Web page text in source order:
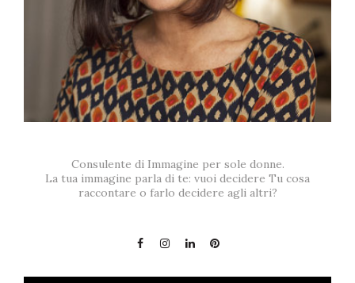
Consulente di Immagine per sole donne.
La tua immagine parla di te: vuoi decidere Tu cosa
raccontare o farlo decidere agli altri?